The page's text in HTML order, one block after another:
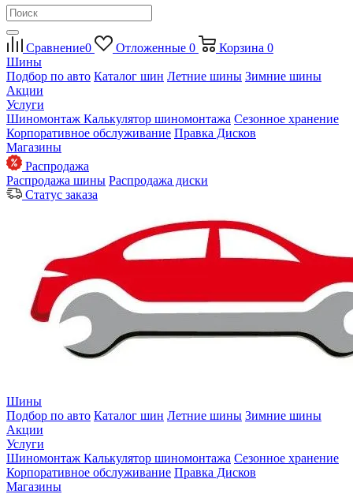
Сравнение0 Отложенные 0 Корзина 0
Шины
Подбор по авто Каталог шин Летние шины Зимние шины
Акции
Услуги
Шиномонтаж Калькулятор шиномонтажа Сезонное хранение
Корпоративное обслуживание Правка Дисков
Магазины
Распродажа
Распродажа шины Распродажа диски
Статус заказа
Шины
Подбор по авто Каталог шин Летние шины Зимние шины
Акции
Услуги
Шиномонтаж Калькулятор шиномонтажа Сезонное хранение
Корпоративное обслуживание Правка Дисков
Магазины